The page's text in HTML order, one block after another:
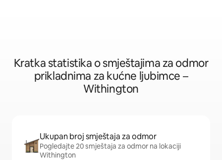
Kratka statistika o smještajima za odmor
prikladnima za kućne ljubimce –
Withington
Ukupan broj smještaja za odmor
Pogledajte 20 smještaja za odmor na lokaciji
Withington